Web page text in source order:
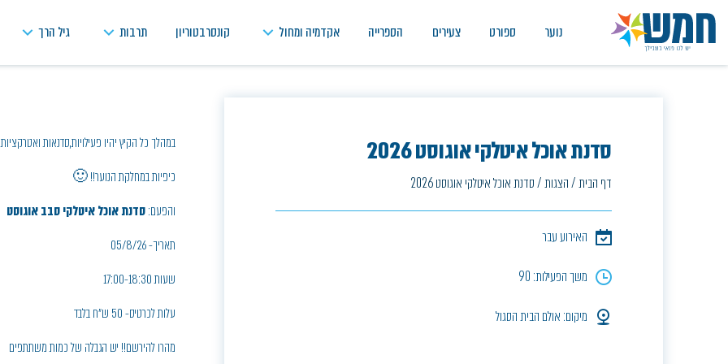
נוער ספורט צעירים הספרייה אקדמיה ומחול קונסרבטוריון תרבות גיל הרך
סדנת אוכל איטלקי אוגוסט 2026
דף הבית/הצגות/סדנת אוכל איטלקי אוגוסט 2026
האירוע עבר
משך הפעילות: 90
מיקום: אולם הבית הסגול
במהלך כל הקיץ יהיו פעילויות,סדנאות ואטרקציות
כיפיות במחלקת הנוער!! 🙂
והפעם:סדנת אוכל איטלקי סבב אוגוסט
תאריך- 05/8/26
שעות 17:00-18:30
עלות לכרטיס- 50 ש"ח בלבד
מהרו להירשם!! יש הגבלה של כמות משתתפים